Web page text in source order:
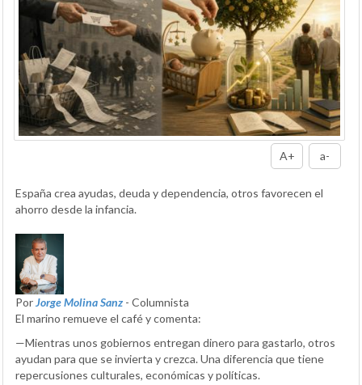
A+ a-
España crea ayudas, deuda y dependencia, otros favorecen el
ahorro desde la infancia.
PorJorge Molina Sanz - Columnista
El marino remueve el café y comenta:
—Mientras unos gobiernos entregan dinero para gastarlo, otros
ayudan para que se invierta y crezca. Una diferencia que tiene
repercusiones culturales, económicas y políticas.